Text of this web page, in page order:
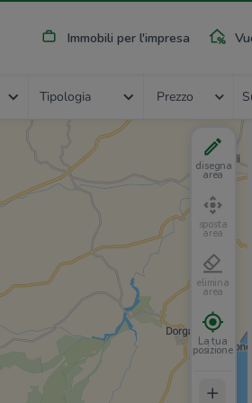
Immobili per l'impresa
Tipologia Prezzo
disegna
area
sposta
area
elimina
area
La tua
posizione
+